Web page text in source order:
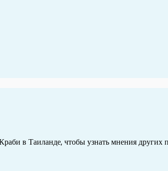
в Таиланде, чтобы узнать мнения других